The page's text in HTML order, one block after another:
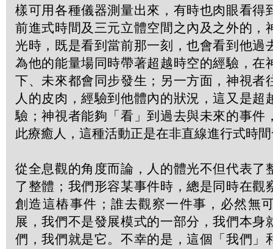
樣可用各種儀器測量出來，有時也肉眼看得
前進式時間及三元立體空間之內及之外的，
光時，既是看到當前那一刻，也會看到他過
為他的能量場同時帶著超越時空的經驗，在
下、未來都會同步發生；另一方面，神視者
人的皮肉，經驗到他體內的狀況，這又是超
驗；神視者能夠「看」到過去與未來的事件
此療癒人，這種活動正是在非直線進行式時
從全息觀的角度而論，人的體光不但代表了
了整體；我們形容某事件時，總是同時在觀
創造這樁事件；誰去觀察一件事，必然無
展，我們不是發展模式的一部分，我們本身
們，我們就是它。不幸的是，這個「我們」